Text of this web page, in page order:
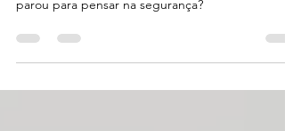
parou para pensar na segurança?